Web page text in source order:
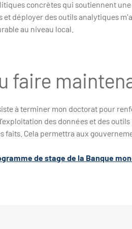
concrètes qui soutiennent
déployer des outils analytiques
au niveau local.
faire
à terminer mon doctorat pour
des données et des
faits. Cela permettra aux
de stage de la Banque